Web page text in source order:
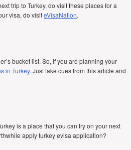
trip to Turkey, do visit these places for a
visa, do visiteVisaNation.
bucket list. So, if you are planning your
in Turkey. Just take cues from this article and
is a place that you can try on your next
apply turkey evisa application?